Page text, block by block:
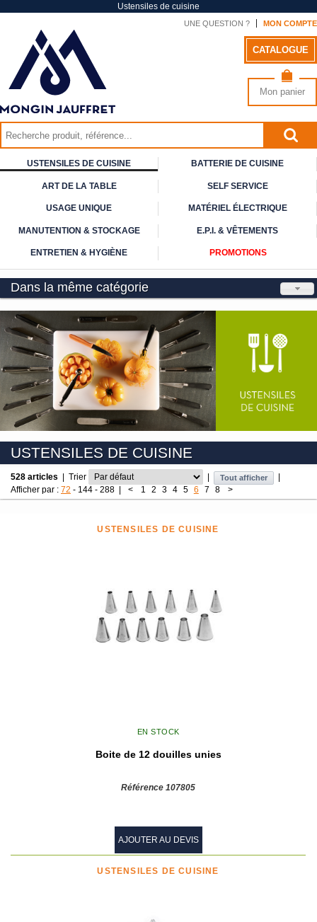
Ustensiles de cuisine
UNE QUESTION ? MON COMPTE
CATALOGUE
Mon panier
USTENSILES DE CUISINE BATTERIE DE CUISINE
ART DELA TABLE SELFSERVICE
USAGE UNIQUE MATÉRIEL ÉLECTRIQUE
MANUTENTION & STOCKAGE E.P.I. & VÊTEMENTS
ENTRETIEN & HYGIÈNE PROMOTIONS
Dans la même catégorie
USTENSILES DE CUISINE
528 articles Trier Tout afficher
Afficher par : 72 - 144 - 288 < 1 2 3 4 5 6 7 8 >
USTENSILES DE CUISINE
EN STOCK
Boite de 12 douilles unies
Référence 107805
AJOUTER AU DEVIS
USTENSILES DE CUISINE